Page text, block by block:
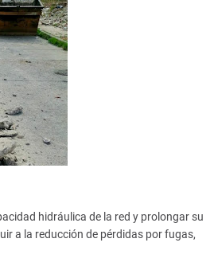
hidráulica de la red y prolongar su
a la reducción de pérdidas por fugas,